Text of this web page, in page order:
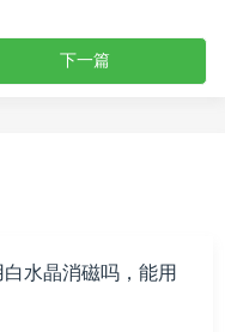
下一篇
水晶消磁吗，能用